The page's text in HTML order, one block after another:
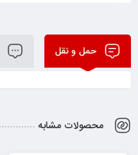
حمل و نقل
محصولات مشابه